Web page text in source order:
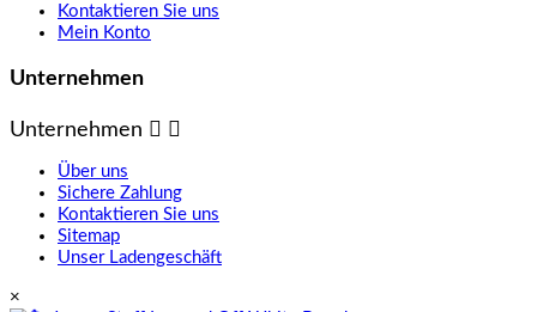
Kontaktieren Sie uns
Mein Konto
Unternehmen
Unternehmen
Über uns
Sichere Zahlung
Kontaktieren Sie uns
Sitemap
Unser Ladengeschäft
×